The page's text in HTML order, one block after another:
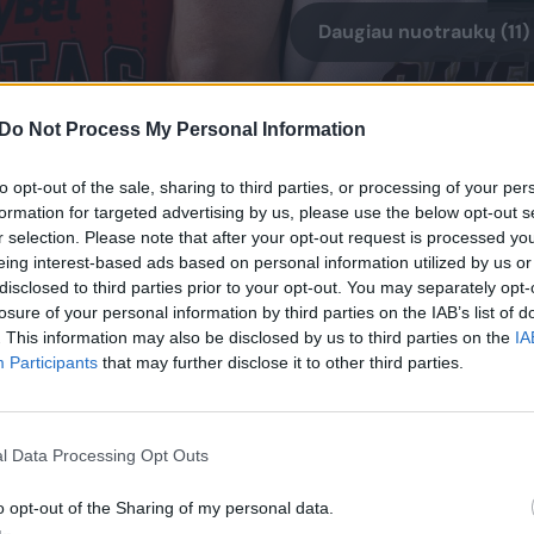
Do Not Process My Personal Information
opt-out of the sale, sharing to third parties, or processing of your
for targeted advertising by us, please use the below opt-out
selection. Please note that after your opt-out request is processed
interest-based ads based on personal information utilized by us
to third parties prior to your opt-out. You may separately
of your personal information by third parties on the IAB’s list of
This information may also be disclosed by us to third parties on the
Participants that may further disclose it to other third parties.
Data Processing Opt Outs
opt-out of the Sharing of my personal data.
Daugiau nuotraukų (11)
Europoje pradėjęs 27-erių gynėjas patyrė
„Top 16“ etapo rungtynes Stambule su
žiniomis, krepšininką buvo užklupusi nemaloni
amerikietis sunkiai galėjo priminti koją.
kita naujiena: į rikiuotę taip pat grįžta ir puolėjas
savaites dėl Lietuvos krepšinio lygos (LKL)
čiurnos raiščių traumos.